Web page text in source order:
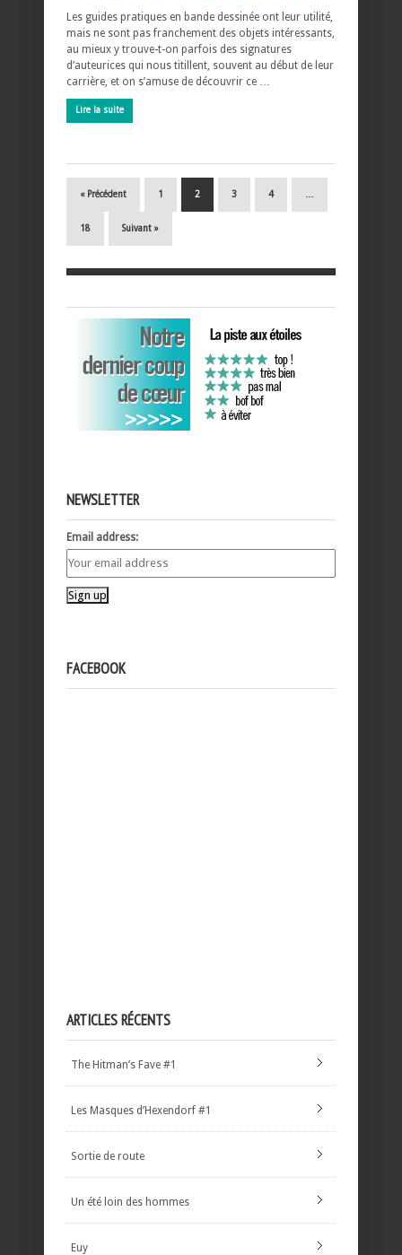
Les guides pratiques en bande dessinée ont leur utilité,
mais ne sont pas franchement des objets intéressants,
au mieux y trouve-t-on parfois des signatures
d’auteurices qui nous titillent, souvent au début de leur
carrière, et on s’amuse de découvrir ce …
Lire la suite
« Précédent 1 2 3 4
18 Suivant »
NEWSLETTER
Email address:
FACEBOOK
ARTICLES RÉCENTS
The Hitman’s Fave #1
Les Masques d’Hexendorf #1
Sortie de route
Un été loin des hommes
Euy